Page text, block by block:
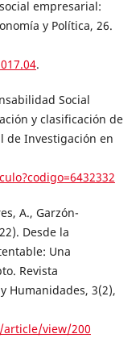
empresarial:
y Política, 26.
.
Social
y clasificación de
de Investigación en
A., Garzón-
Desde la
Una
Revista
Humanidades, 3(2),
view/200